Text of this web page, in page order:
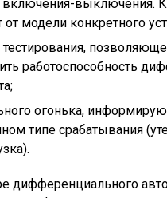
включения-выключения.
от модели конкретного
работоспособность
огонька,
типе срабатывания
дифференциального